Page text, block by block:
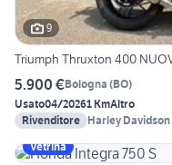
9
Triumph Thruxton 400
5.900 €Bologna (BO)
Usato04/20261 KmAltro
Rivenditore Harley
Vetrina